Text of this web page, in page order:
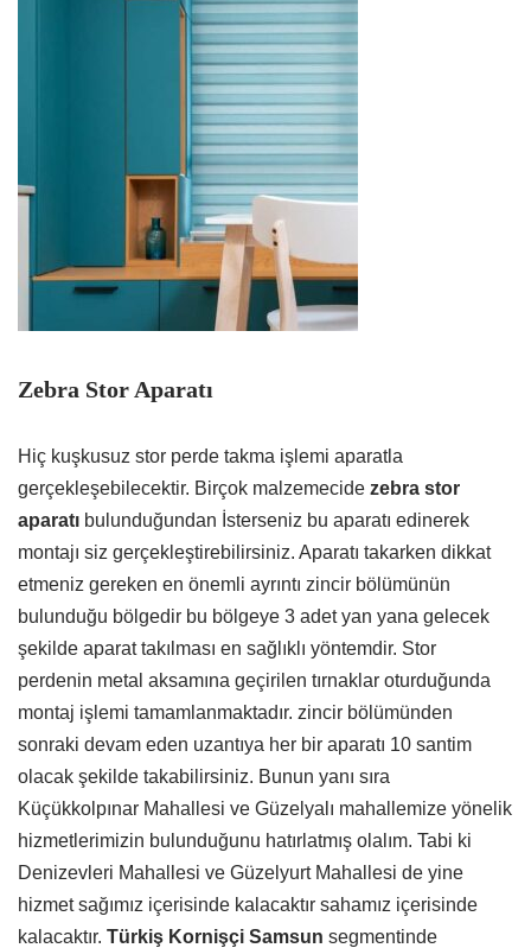
Zebra Stor Aparatı
Hiç kuşkusuz stor perde takma işlemi aparatla
gerçekleşebilecektir. Birçok malzemecide zebra stor
aparatı bulunduğundan İsterseniz bu aparatı edinerek
montajı siz gerçekleştirebilirsiniz. Aparatı takarken dikkat
etmeniz gereken en önemli ayrıntı zincir bölümünün
bulunduğu bölgedir bu bölgeye 3 adet yan yana gelecek
şekilde aparat takılması en sağlıklı yöntemdir. Stor
perdenin metal aksamına geçirilen tırnaklar oturduğunda
montaj işlemi tamamlanmaktadır. zincir bölümünden
sonraki devam eden uzantıya her bir aparatı 10 santim
olacak şekilde takabilirsiniz. Bunun yanı sıra
Küçükkolpınar Mahallesi ve Güzelyalı mahallemize yönelik
hizmetlerimizin bulunduğunu hatırlatmış olalım. Tabi ki
Denizevleri Mahallesi ve Güzelyurt Mahallesi de yine
hizmet sağımız içerisinde kalacaktır sahamız içerisinde
kalacaktır. Türkiş Kornişçi Samsun segmentinde